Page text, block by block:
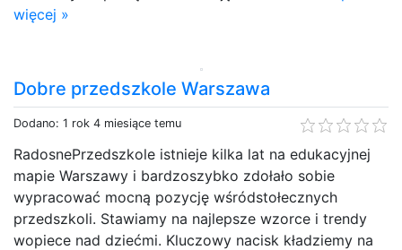
więcej »
Dobre przedszkole Warszawa
Dodano: 1 rok 4 miesiące temu
RadosnePrzedszkole istnieje kilka lat na edukacyjnej
mapie Warszawy i bardzoszybko zdołało sobie
wypracować mocną pozycję wśródstołecznych
przedszkoli. Stawiamy na najlepsze wzorce i trendy
wopiece nad dziećmi. Kluczowy nacisk kładziemy na